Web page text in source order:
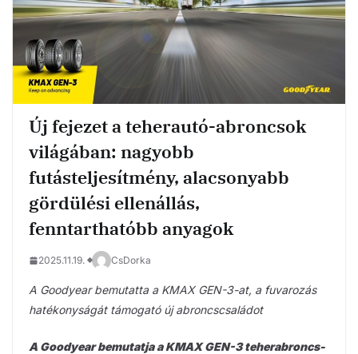
Új fejezet a teherautó-abroncsok
világában: nagyobb
futásteljesítmény, alacsonyabb
gördülési ellenállás,
fenntarthatóbb anyagok
2025.11.19. CsDorka
A Goodyear bemutatta a KMAX GEN-3-at, a fuvarozás
hatékonyságát támogató új abroncscsaládot
A Goodyear bemutatja a KMAX GEN-3 teherabroncs-